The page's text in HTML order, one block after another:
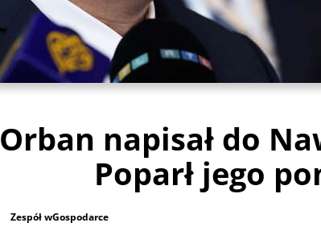
Orban napisał do
Poparł jego
Zespół wGospodarce